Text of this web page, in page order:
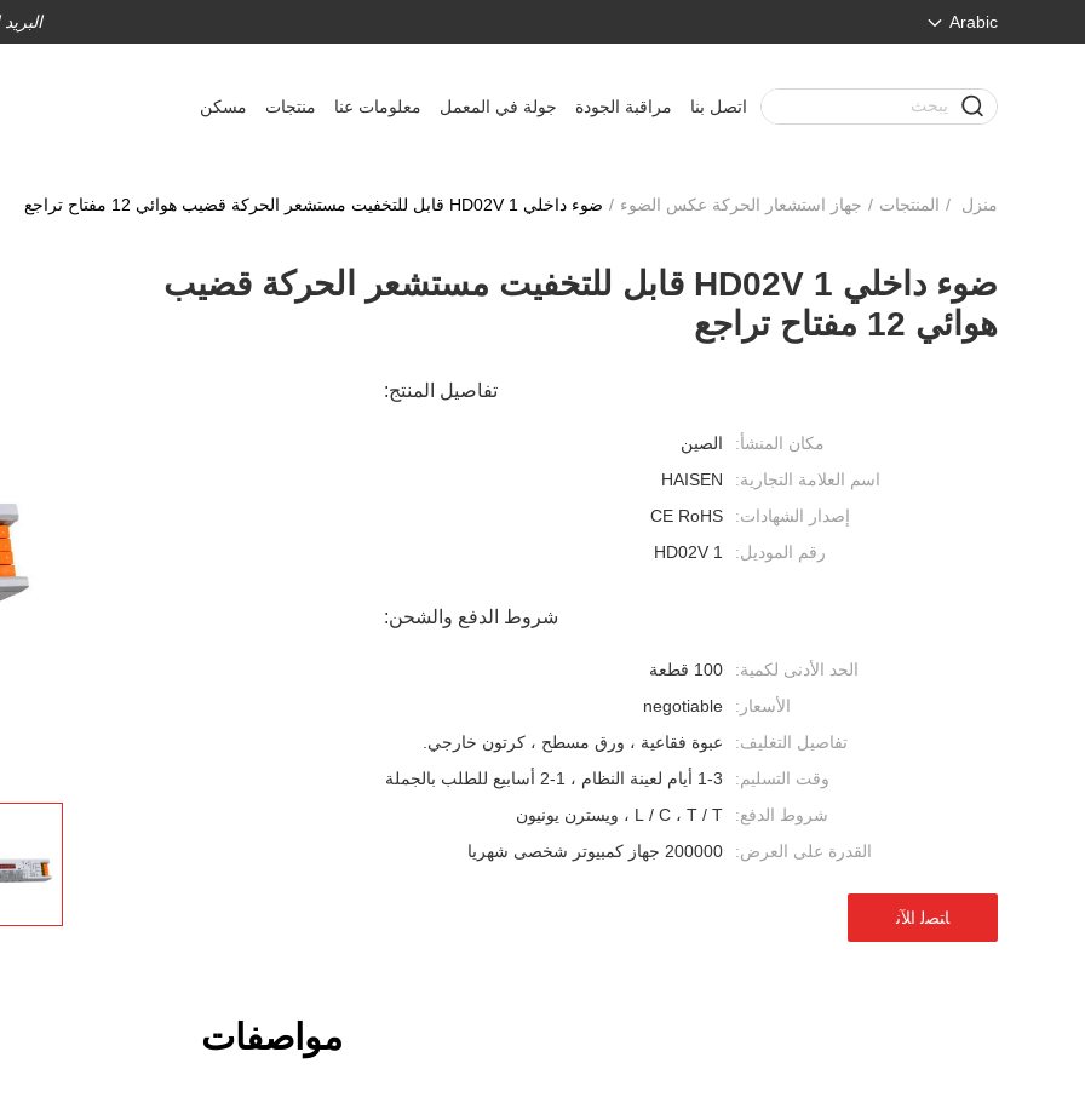
Arabic
مسكن منتجات معلومات عنا جولة في المعمل مراقبة الجودة اتصل بنا
منزل / المنتجات / جهاز استشعار الحركة عكس الضوء / ضوء داخلي HD02V 1 قابل للتخفيت مستشعر الحركة قضيب هوائي 12 مفتاح تراجع
ضوء داخلي HD02V 1 قابل للتخفيت مستشعر الحركة قضيب
هوائي 12 مفتاح تراجع
تفاصيل المنتج:
مكان المنشأ:
الصين
اسم العلامة التجارية:
HAISEN
إصدار الشهادات:
CE RoHS
رقم الموديل:
HD02V 1
شروط الدفع والشحن:
الحد الأدنى لكمية:
100 قطعة
الأسعار:
negotiable
تفاصيل التغليف:
عبوة فقاعية ، ورق مسطح ، كرتون خارجي.
وقت التسليم:
1-3 أيام لعينة النظام ، 1-2 أسابيع للطلب بالجملة
شروط الدفع:
L / C ، T / T ، ويسترن يونيون
القدرة على العرض:
200000 جهاز كمبيوتر شخصى شهريا
ﺎﺘﺼﻟ ﺍﻶﻧ
مواصفات